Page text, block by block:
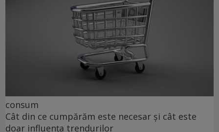
consum
Cât din ce cumpărăm este necesar și cât este
doar influența trendurilor